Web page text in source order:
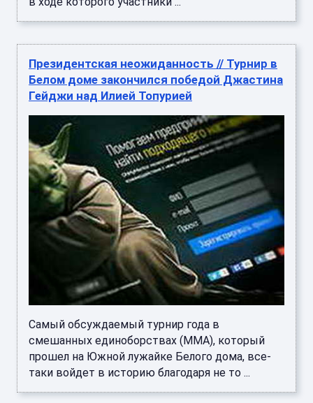
Президентская неожиданность // Турнир в
Белом доме закончился победой Джастина
Гейджи над Илией Топурией
Самый обсуждаемый турнир года в
смешанных единоборствах (MMA), который
прошел на Южной лужайке Белого дома, все-
таки войдет в историю благодаря не то ...